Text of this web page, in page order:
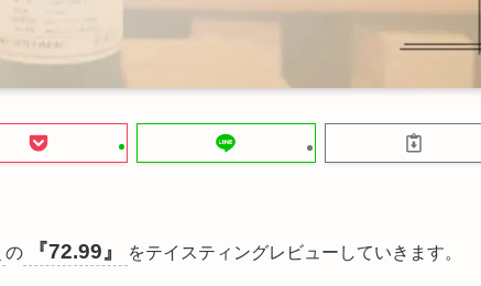
の 『72.99』 をテイスティングレビューしていきます。